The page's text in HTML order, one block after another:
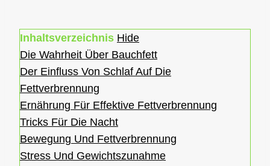
Inhaltsverzeichnis Hide
Die Wahrheit Über Bauchfett
Der Einfluss Von Schlaf Auf Die
Fettverbrennung
Ernährung Für Effektive Fettverbrennung
Tricks Für Die Nacht
Bewegung Und Fettverbrennung
Stress Und Gewichtszunahme